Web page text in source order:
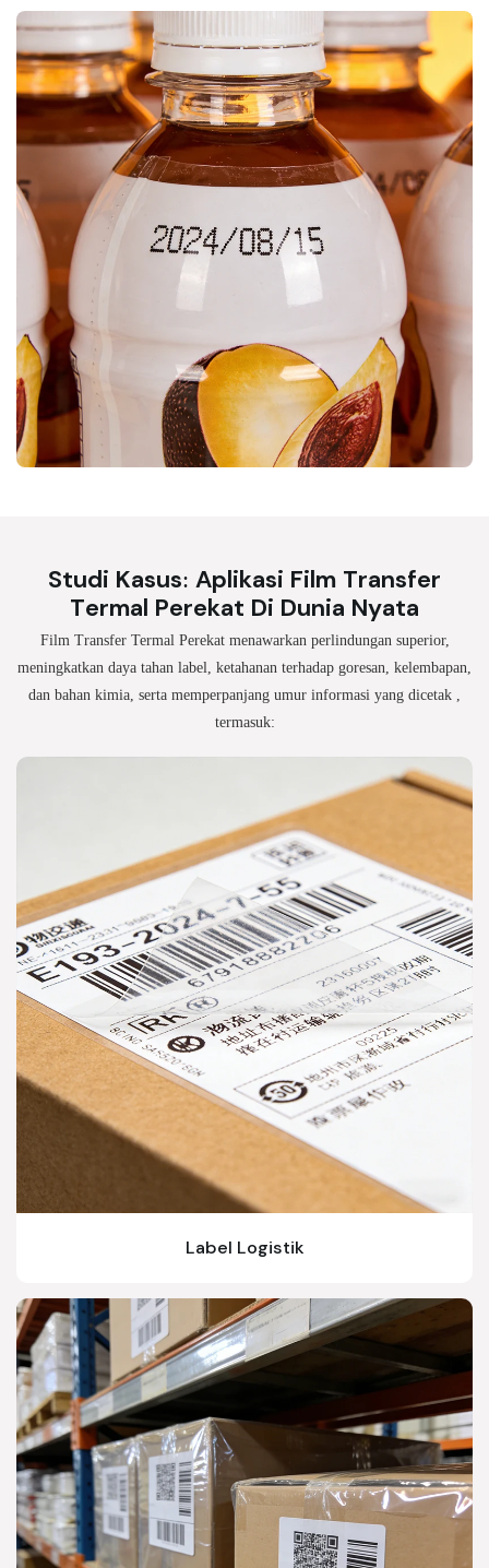
Studi Kasus: Aplikasi Film Transfer
Termal Perekat Di Dunia Nyata
Film Transfer Termal Perekat menawarkan perlindungan superior,
meningkatkan daya tahan label, ketahanan terhadap goresan, kelembapan,
dan bahan kimia, serta memperpanjang umur informasi yang dicetak ,
termasuk:
Label Logistik